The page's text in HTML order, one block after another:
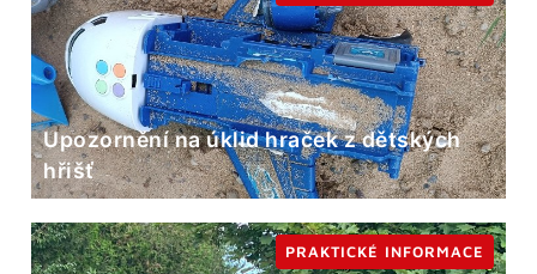
Upozornění na úklid hraček z dětských
hřišť
PRAKTICKÉ INFORMACE